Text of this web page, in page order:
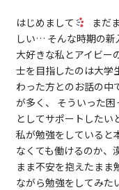
はじめまして
まだ
しい… そんな時期の新
大好きな私とアイビー
士を目指したのは大学
わった方とのお話の中
が多く、 そういった
としてサポートしたい
私が勉強をしていると
なくても働けるのか、
まま不安を抱えたまま
ながら勉強をしてみ